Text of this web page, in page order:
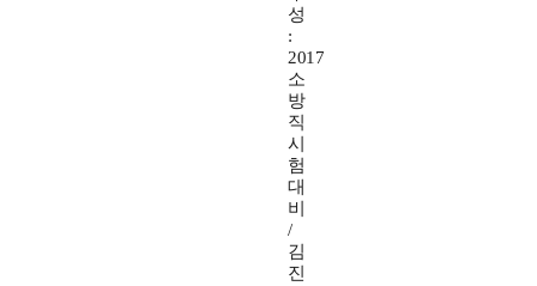
성
:
2017
소
방
직
시
험
대
비
/
김
진